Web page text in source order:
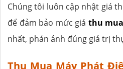
Chúng tôi luôn cập nhật giá
để đảm bảo mức giá thu
nhất, phản ánh đúng giá trị
Thu Mua Máy Phát